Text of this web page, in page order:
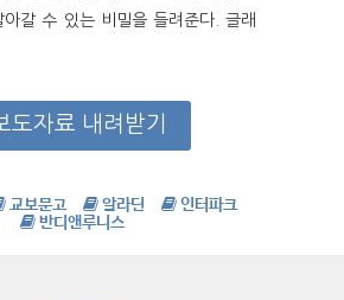
갈 수 있는 비밀을 들려준다. 글래
도자료 내려받기
교보문고 알라딘
인터파크
반디앤루니스